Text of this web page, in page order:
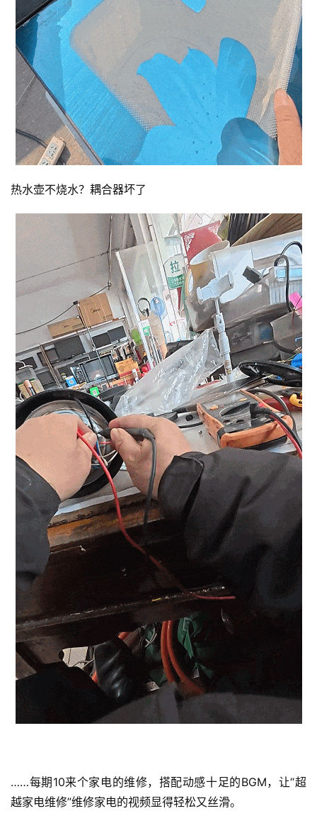
热水壶不烧水？耦合器坏了
……每期10来个家电的维修，搭配动感十足的BGM，让“超
越家电维修”维修家电的视频显得轻松又丝滑。